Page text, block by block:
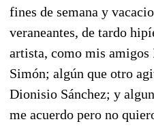
fines de semana y
veraneantes, de tardo
artista, como mis
Simón; algún que otro
Dionisio Sánchez; y
me acuerdo pero no